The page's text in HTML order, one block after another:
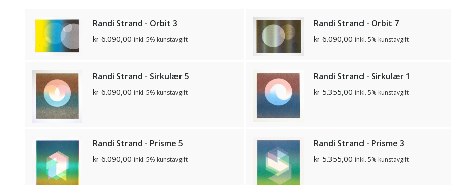
Randi Strand - Orbit 3
kr 6.090,00 inkl. 5% kunstavgift
Randi Strand - Orbit 7
kr6.090,00 inkl. 5% kunstavgift
Randi Strand - Sirkulær 5
kr 6.090,00 inkl. 5% kunstavgift
Randi Strand - Sirkulær 1
kr5.355,00 inkl. 5% kunstavgift
Randi Strand - Prisme 5
kr 6.090,00 inkl. 5% kunstavgift
Randi Strand - Prisme 3
kr5.355,00 inkl. 5% kunstavgift